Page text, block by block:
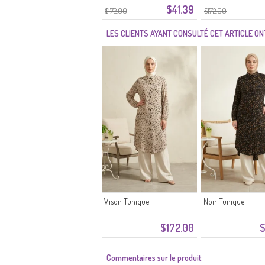
$172.00 $41.39 $172.00
Pierre
LES CLIENTS AYANT CONSULTÉ CET ARTICLE
$172.00
Vison Tunique Noir Tunique
Commentaires sur le produit